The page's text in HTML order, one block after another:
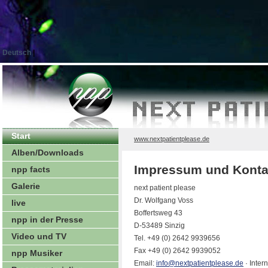
Deutsch|
Start
Alben/Downloads
npp facts
Galerie
live
npp in der Presse
Video und TV
npp Musiker
www.nextpatientplease.de
Impressum und
next patient please
Dr. Wolfgang Voss
Boffertsweg 43
D-53489 Sinzig
Tel. +49 (0) 2642 9939656
Fax +49 (0) 2642 9939052
Email: info@nextpatientplease.de ·